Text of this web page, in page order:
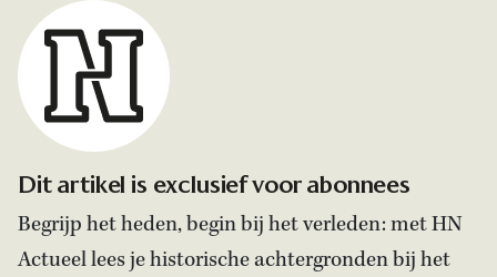
Dit artikel is exclusief voor abonnees
Begrijp het heden, begin bij het verleden: met HN
Actueel lees je historische achtergronden bij het